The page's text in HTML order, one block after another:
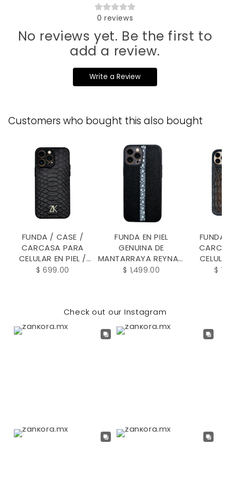
0 reviews
No reviews yet. Be the first to
add a review.
Write a Review
Customers who bought this also bought
FUNDA / CASE /
CARCASA PARA
CELULAR EN PIEL /
CUERO VACUNO
$ 699.00
FUNDA EN PIEL
GENUINA DE
MANTARRAYA REYNA -
FDC167MR
$ 1,499.00
FUNDA
/CUERO
$
Check out our Instagram